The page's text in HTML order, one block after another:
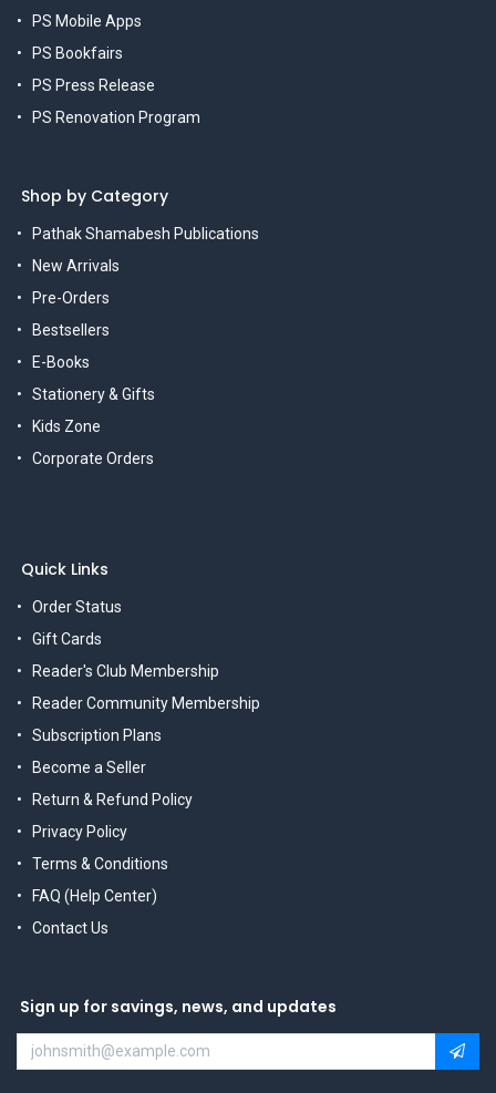
PS Mobile Apps
PS Bookfairs
PS Press Release
PS Renovation Program
Shop by Category
Pathak Shamabesh Publications
New Arrivals
Pre-Orders
Bestsellers
E-Books
Stationery & Gifts
Kids Zone
Corporate Orders
Quick Links
Order Status
Gift Cards
Reader's Club Membership
Reader Community Membership
Subscription Plans
Become a Seller
Return & Refund Policy
Privacy Policy
Terms & Conditions
FAQ (Help Center)
Contact Us
Sign up for savings, news, and updates